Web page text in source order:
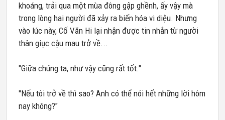
khoáng, trải qua một mùa đông gập ghềnh, ấy vậy mà
trong lòng hai người đã xảy ra biến hóa vi diệu. Nhưng
vào lúc này, Cố Văn Hi lại nhận được tin nhắn từ người
thân giục cậu mau trở về...
"Giữa chúng ta, như vậy cũng rất tốt."
"Nếu tôi trở về thì sao? Anh có thể nói hết những lời hôm
nay không?"